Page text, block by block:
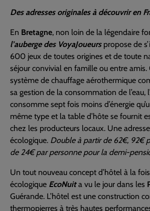
Des adresses originales à découvrir en
En Bretagne, non loin de la légendaire
l’auberge des VoyaJoueurs propose de
600 jeux de toutes origines et de toute
séjour convivial en famille ou entre amis.
système de chauffage aérothermique
sa gestion de la consommation de l’eau,
consomme sept fois moins d’énergie
même type et la table d’hôte se fournit
chez les producteurs locaux. Une
écologique. Double à partir de 62€, 92€
de 24€ par personne pour la demi-
Un tout nouveau concept d’hôtel à la
écologique EcoNuita vu le jour dans les
Guérande. L’hôtel est une construction
thermopierres à très hautes